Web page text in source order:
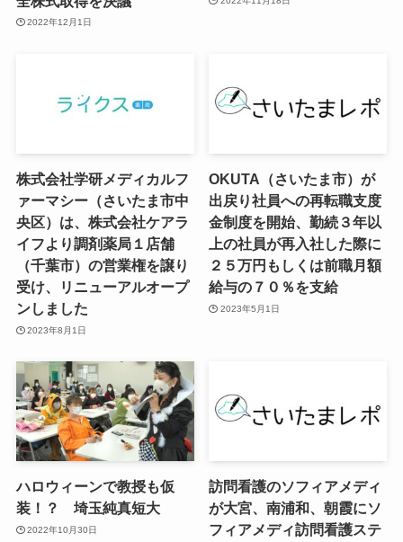
2022年12月1日
株式会社学研メディカルフ
ァーマシー（さいたま市中
央区）は、株式会社ケアラ
イフより調剤薬局１店舗
（千葉市）の営業権を譲り
受け、リニューアルオープ
ンしました
2023年8月1日
OKUTA（さいたま市）が
出戻り社員への再転職支度
金制度を開始、勤続３年以
上の社員が再入社した際に
２５万円もしくは前職月額
給与の７０％を支給
2023年5月1日
ハロウィーンで教授も仮
装！？ 埼玉純真短大
2022年10月30日
訪問看護のソフィアメディ
が大宮、南浦和、朝霞にソ
フィアメディ訪問看護ステ